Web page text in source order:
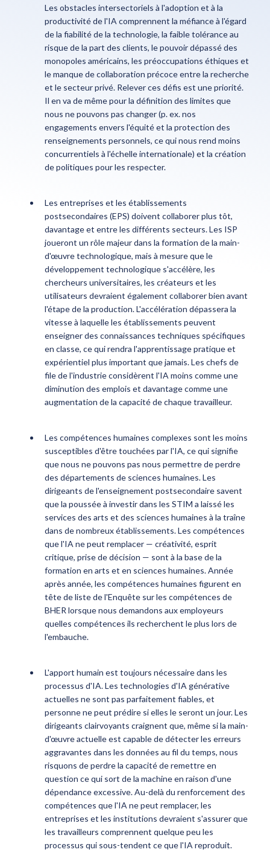
Les obstacles intersectoriels à l'adoption et à la
productivité de l'IA comprennent la méfiance à l'égard
de la fiabilité de la technologie, la faible tolérance au
risque de la part des clients, le pouvoir dépassé des
monopoles américains, les préoccupations éthiques et
le manque de collaboration précoce entre la recherche
et le secteur privé. Relever ces défis est une priorité.
Il en va de même pour la définition des limites que
nous ne pouvons pas changer (p. ex. nos
engagements envers l'équité et la protection des
renseignements personnels, ce qui nous rend moins
concurrentiels à l'échelle internationale) et la création
de politiques pour les respecter.
Les entreprises et les établissements
postsecondaires (EPS) doivent collaborer plus tôt,
davantage et entre les différents secteurs. Les ISP
joueront un rôle majeur dans la formation de la main-
d'œuvre technologique, mais à mesure que le
développement technologique s'accélère, les
chercheurs universitaires, les créateurs et les
utilisateurs devraient également collaborer bien avant
l'étape de la production. L'accélération dépassera la
vitesse à laquelle les établissements peuvent
enseigner des connaissances techniques spécifiques
en classe, ce qui rendra l'apprentissage pratique et
expérientiel plus important que jamais. Les chefs de
file de l'industrie considèrent l'IA moins comme une
diminution des emplois et davantage comme une
augmentation de la capacité de chaque travailleur.
Les compétences humaines complexes sont les moins
susceptibles d'être touchées par l'IA, ce qui signifie
que nous ne pouvons pas nous permettre de perdre
des départements de sciences humaines. Les
dirigeants de l'enseignement postsecondaire savent
que la poussée à investir dans les STIM a laissé les
services des arts et des sciences humaines à la traîne
dans de nombreux établissements. Les compétences
que l'IA ne peut remplacer — créativité, esprit
critique, prise de décision — sont à la base de la
formation en arts et en sciences humaines. Année
après année, les compétences humaines figurent en
tête de liste de l'Enquête sur les compétences de
BHER lorsque nous demandons aux employeurs
quelles compétences ils recherchent le plus lors de
l'embauche.
L'apport humain est toujours nécessaire dans les
processus d'IA. Les technologies d'IA générative
actuelles ne sont pas parfaitement fiables, et
personne ne peut prédire si elles le seront un jour. Les
dirigeants clairvoyants craignent que, même si la main-
d'œuvre actuelle est capable de détecter les erreurs
aggravantes dans les données au fil du temps, nous
risquons de perdre la capacité de remettre en
question ce qui sort de la machine en raison d'une
dépendance excessive. Au-delà du renforcement des
compétences que l'IA ne peut remplacer, les
entreprises et les institutions devraient s'assurer que
les travailleurs comprennent quelque peu les
processus qui sous-tendent ce que l'IA reproduit.